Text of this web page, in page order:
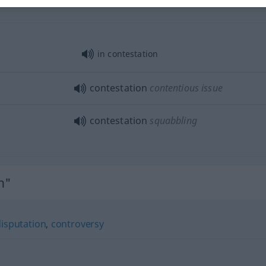
in contestation
contestation contentious issue
contestation squabbling
, controversy